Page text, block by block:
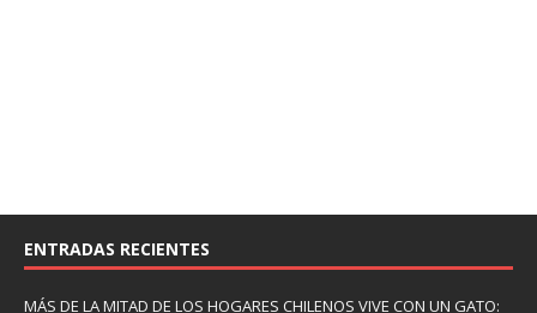
ENTRADAS RECIENTES
MÁS DE LA MITAD DE LOS HOGARES CHILENOS VIVE CON UN GATO: